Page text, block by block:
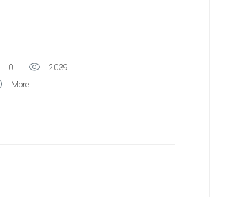
0
2039
More